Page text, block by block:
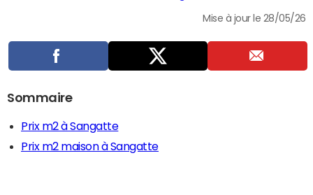
Mise à jour le 28/05/26
Sommaire
Prix m2 à Sangatte
Prix m2 maison à Sangatte